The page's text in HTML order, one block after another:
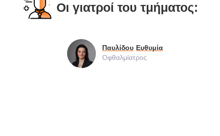
Οι γιατροί του τμήματος:
Παυλίδου Ευθυμία
Οφθαλμίατρος